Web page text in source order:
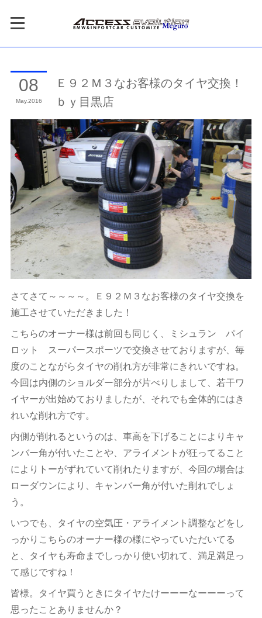
08
May 2016
Ｅ９２Ｍ３なお客様のタイヤ交換！
ｂｙ目黒店
さてさて～～～～。Ｅ９２Ｍ３なお客様のタイヤ交換を
施工させていただきました！
こちらのオーナー様は前回も同じく、ミシュラン パイ
ロット スーパースポーツで交換させておりますが、毎
度のことながらタイヤの削れ方が非常にきれいですね。
今回は内側のショルダー部分が片べりしまして、若干ワ
イヤーが出始めておりましたが、それでも全体的にはき
れいな削れ方です。
内側が削れるというのは、車高を下げることによりキャ
ンバー角が付いたことや、アライメントが狂ってること
によりトーがずれていて削れたりますが、今回の場合は
ローダウンにより、キャンバー角が付いた削れでしょ
う。
いつでも、タイヤの空気圧・アライメント調整などをし
っかりこちらのオーナー様の様にやっていただいてる
と、タイヤも寿命までしっかり使い切れて、満足満足っ
て感じですね！
皆様。タイヤ買うときにタイヤたけーーーなーーーって
思ったことありませんか？